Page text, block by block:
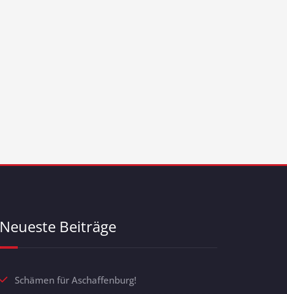
Neueste Beiträge
Schämen für Aschaffenburg!